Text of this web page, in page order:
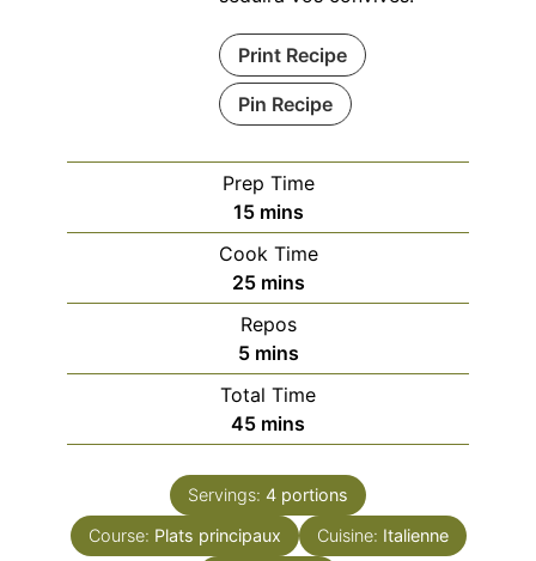
Print Recipe
Pin Recipe
Prep Time
15minutes
mins
Cook Time
25minutes
mins
Repos
5minutes
mins
Total Time
45minutes
mins
Servings: 4 portions
Course: Plats principaux Cuisine: Italienne